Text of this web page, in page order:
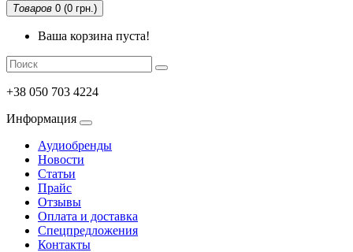
Товаров 0 (0 грн.)
Ваша корзина пуста!
+38 050 703 4224
Информация
Аудиобренды
Новости
Статьи
Прайс
Отзывы
Оплата и доставка
Спецпредложения
Контакты